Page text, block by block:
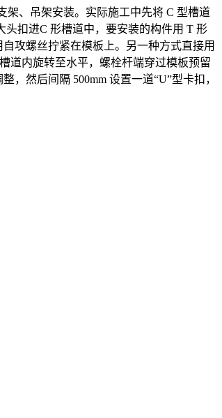
架、吊架安装。实际施工中先将 C 型槽道
扣进C 形槽道中，要安装的构件用 T 形
攻螺丝拧紧在模板上。另一种方式直接用
道内旋转至水平，螺栓杆端穿过模板预留
，然后间隔 500mm 设置一道“U”型卡扣，